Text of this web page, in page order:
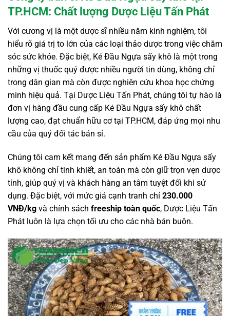
TP.HCM: Chất lượng Dược Liệu Tấn Phát
Với cương vị là một dược sĩ nhiều năm kinh nghiệm, tôi
hiểu rõ giá trị to lớn của các loại thảo dược trong việc chăm
sóc sức khỏe. Đặc biệt, Ké Đầu Ngựa sấy khô là một trong
những vị thuốc quý được nhiều người tin dùng, không chỉ
trong dân gian mà còn được nghiên cứu khoa học chứng
minh hiệu quả. Tại Dược Liệu Tấn Phát, chúng tôi tự hào là
đơn vị hàng đầu cung cấp Ké Đầu Ngựa sấy khô chất
lượng cao, đạt chuẩn hữu cơ tại TP.HCM, đáp ứng mọi nhu
cầu của quý đối tác bán sỉ.
Chúng tôi cam kết mang đến sản phẩm Ké Đầu Ngựa sấy
khô không chỉ tinh khiết, an toàn mà còn giữ trọn vẹn dược
tính, giúp quý vị và khách hàng an tâm tuyệt đối khi sử
dụng. Đặc biệt, với mức giá cạnh tranh chỉ 230.000
VNĐ/kg và chính sách freeship toàn quốc, Dược Liệu Tấn
Phát luôn là lựa chọn tối ưu cho các nhà bán buôn.